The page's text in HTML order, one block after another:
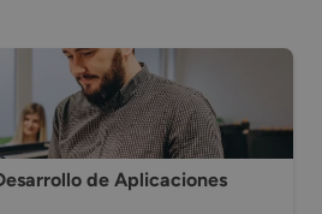
de Aplicaciones